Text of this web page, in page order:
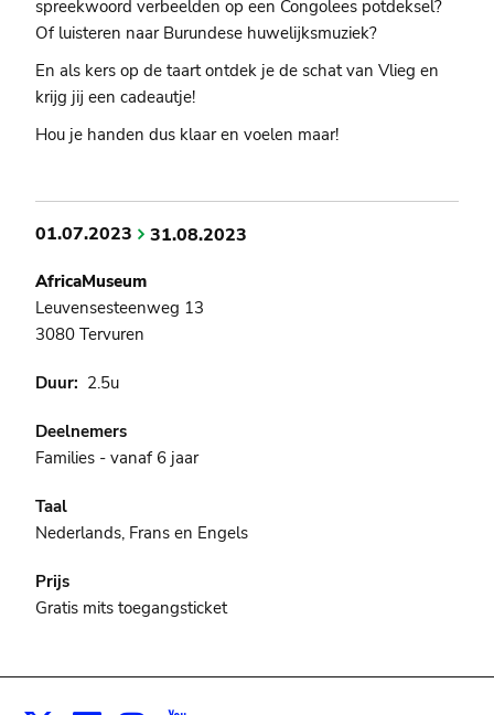
spreekwoord verbeelden op een Congolees potdeksel?
Of luisteren naar Burundese huwelijksmuziek?
En als kers op de taart ontdek je de schat van Vlieg en
krijg jij een cadeautje!
Hou je handen dus klaar en voelen maar!
01.07.2023 31.08.2023
AfricaMuseum
Leuvensesteenweg 13
3080 Tervuren
Duur 2.5u
Deelnemers
Families - vanaf 6 jaar
Taal
Nederlands, Frans en Engels
Prijs
Gratis mits toegangsticket